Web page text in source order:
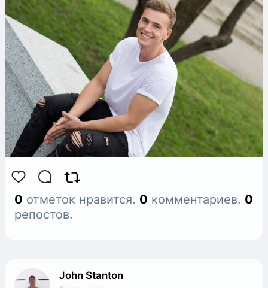
0 отметок нравится. 0 комментариев. 0
репостов.
John Stanton